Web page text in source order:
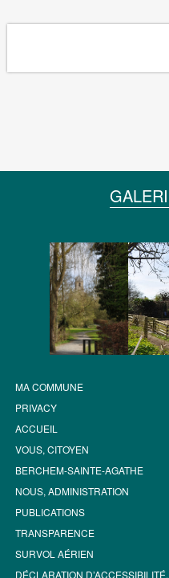
MA COMMUNE
PRIVACY
ACCUEIL
VOUS, CITOYEN
BERCHEM-SAINTE-AGATHE
NOUS, ADMINISTRATION
PUBLICATIONS
TRANSPARENCE
SURVOL AÉRIEN
DÉCLARATION D’ACCESSIBILITÉ.